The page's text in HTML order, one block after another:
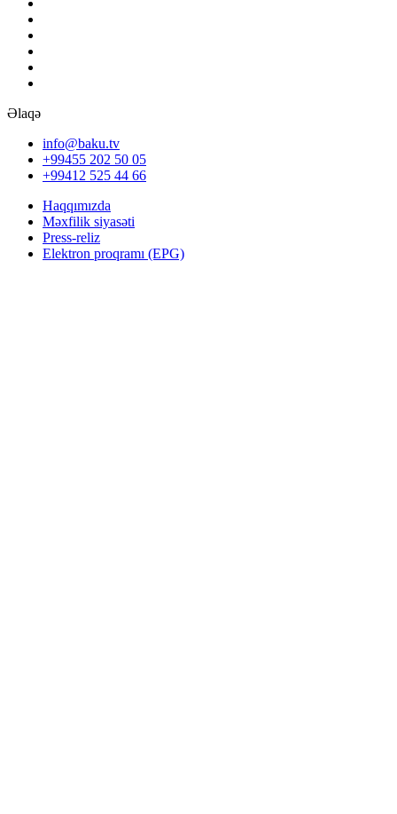
Əlaqə
info@baku.tv
+99455 202 50 05
+99412 525 44 66
Haqqımızda
Məxfilik siyasəti
Press-reliz
Elektron proqramı (EPG)